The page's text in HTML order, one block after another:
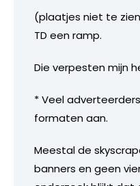
(plaatjes niet te
TD een ramp.
Die verpesten mijn
* Veel
formaten aan.
Meestal de
banners en geen